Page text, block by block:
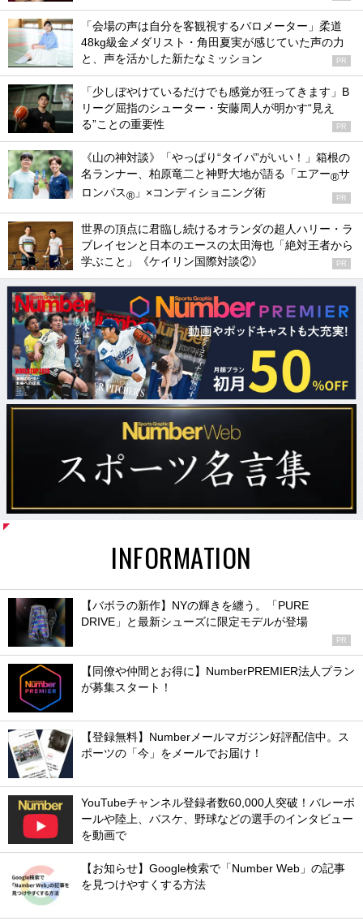
「会場の声は自分を客観視するバロメーター」柔道
48kg級金メダリスト・角田夏実が感じていた声の力
と、声を活かした新たなミッション
PR
「少しぼやけているだけでも感覚が狂ってきます」B
リーグ屈指のシューター・安藤周人が明かす“見え
る”ことの重要性
PR
《山の神対談》「やっぱり“タイパ”がいい！」箱根の
名ランナー、柏原竜二と神野大地が語る「エアー®サ
ロンパス® 」×コンディショニング術 PR
世界の頂点に君臨し続けるオランダの超人ハリー・ラ
ブレイセンと日本のエースの太田海也「絶対王者から
学ぶこと」《ケイリン国際対談②》
PR
INFORMATION
【バボラの新作】NYの輝きを纏う。「PURE
DRIVE」と最新シューズに限定モデルが登場
PR
【同僚や仲間とお得に】NumberPREMIER法人プラン
が募集スタート！
【登録無料】Numberメールマガジン好評配信中。ス
ポーツの「今」をメールでお届け！
YouTubeチャンネル登録者数60,000人突破！バレーボ
ールや陸上、バスケ、野球などの選手のインタビュー
を動画で
【お知らせ】Google検索で「Number Web」の記事
を見つけやすくする方法